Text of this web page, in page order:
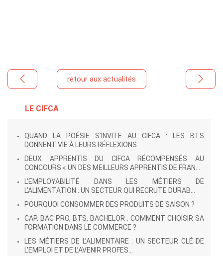
LE CIFCA
QUAND LA POÉSIE S'INVITE AU CIFCA : LES BTS
DONNENT VIE À LEURS RÉFLEXIONS
DEUX APPRENTIS DU CIFCA RÉCOMPENSÉS AU
CONCOURS « UN DES MEILLEURS APPRENTIS DE FRAN...
L’EMPLOYABILITÉ DANS LES MÉTIERS DE
L’ALIMENTATION : UN SECTEUR QUI RECRUTE DURAB...
POURQUOI CONSOMMER DES PRODUITS DE SAISON ?
CAP, BAC PRO, BTS, BACHELOR : COMMENT CHOISIR SA
FORMATION DANS LE COMMERCE ?
LES MÉTIERS DE L’ALIMENTAIRE : UN SECTEUR CLÉ DE
L’EMPLOI ET DE L’AVENIR PROFES...
retour aux actualités